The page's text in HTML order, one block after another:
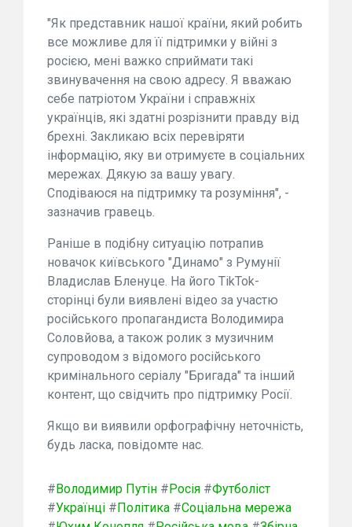
"Як представник нашої країни, який робить
все можливе для її підтримки у війні з
росією, мені важко сприймати такі
звинувачення на свою адресу. Я вважаю
себе патріотом України і справжніх
українців, які здатні розрізнити правду від
брехні. Закликаю всіх перевіряти
інформацію, яку ви отримуєте в соціальних
мережах. Дякую за вашу увагу.
Сподіваюся на підтримку та розуміння", -
зазначив гравець.
Раніше в подібну ситуацію потрапив
новачок київського "Динамо" з Румунії
Владислав Бленуце. На його TikTok-
сторінці були виявлені відео за участю
російського пропагандиста Володимира
Соловйова, а також ролик з музичним
супроводом з відомого російського
кримінального серіалу "Бригада" та інший
контент, що свідчить про підтримку Росії.
Якщо ви виявили орфографічну неточність,
будь ласка, повідомте нас.
#Володимир Путін #Росія #Футболіст
#Українці #Політика #Соціальна мережа